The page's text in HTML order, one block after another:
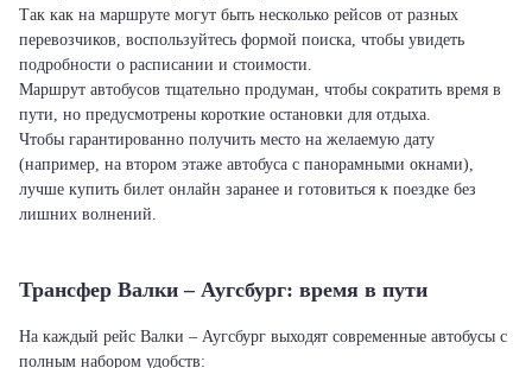
Так как на маршруте могут быть несколько рейсов от разных
перевозчиков, воспользуйтесь формой поиска, чтобы увидеть
подробности о расписании и стоимости.
Маршрут автобусов тщательно продуман, чтобы сократить время в
пути, но предусмотрены короткие остановки для отдыха.
Чтобы гарантированно получить место на желаемую дату
(например, на втором этаже автобуса с панорамными окнами),
лучше купить билет онлайн заранее и готовиться к поездке без
лишних волнений.
Трансфер Валки – Аугсбург: время в пути
На каждый рейс Валки – Аугсбург выходят современные автобусы с
полным набором удобств: